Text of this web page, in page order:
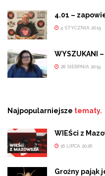
4.01 –
4 STYCZNIA 2015
WYSZUKANI
28 SIERPNIA 2019
Najpopularniejsze tematy.
WIEŚci z
16 LIPCA 2026
Groźny pająk